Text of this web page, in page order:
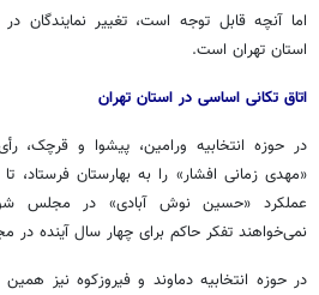
اما آنچه قابل توجه است، تغییر نمایندگان
استان تهران است.
اتاق تکانی اساسی در استان تهران
در حوزه انتخابیه ورامین، پیشوا و قرچک،
«مهدی زمانی افشار» را به بهارستان فرستاد،
عملکرد «حسین نوش آبادی» در مجلس
نمی‌خواهند تفکر حاکم برای چهار سال آینده در
در حوزه انتخابیه دماوند و فیروزکوه نیز